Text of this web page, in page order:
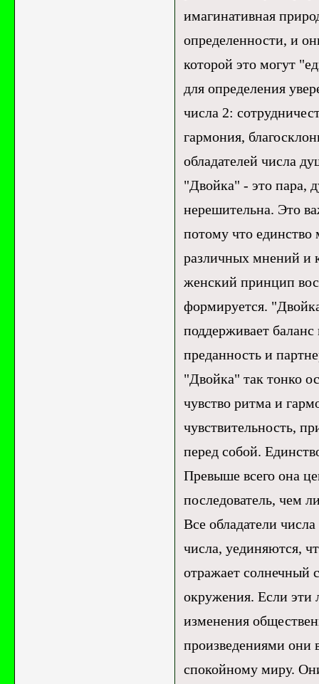
имагинативная
определенности, и
которой это могут
для определения
числа 2:
гармония,
обладателей числа
"Двойка" - это пара,
нерешительна. Это
потому что единство
различных мнений и
женский принцип
формируется.
поддерживает
преданность и
"Двойка" так тонко
чувство ритма и
чувствительность,
перед собой.
Превыше всего она
последователь, чем
Все обладатели
числа, уединяются,
отражает солнечный
окружения. Если эти
изменения
произведениями они
спокойному миру.